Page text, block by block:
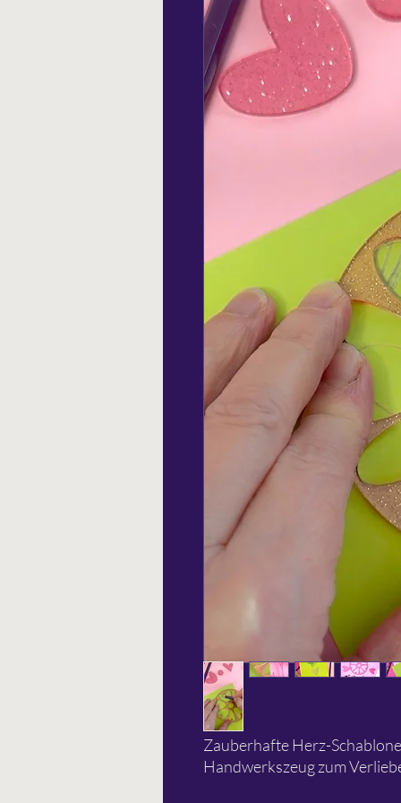
Zauberhafte Herz-
Handwerkszeug zum